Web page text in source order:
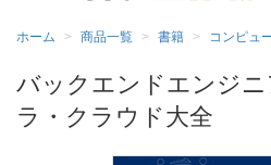
ホーム 商品一覧 書籍 コンピュ
バックエンドエンジ
ラ・クラウド大全